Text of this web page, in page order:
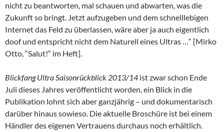
nicht zu beantworten, mal schauen und abwarten, was die
Zukunft so bringt. Jetzt aufzugeben und dem schnelllebigen
Internet das Feld zu überlassen, wäre aber ja auch eigentlich
doof und entspricht nicht dem Naturell eines Ultras …“ [Mirko
Otto, “Salut!“ im Heft].
Blickfang Ultra Saisonrückblick 2013/14 ist zwar schon Ende
Juli dieses Jahres veröffentlicht worden, ein Blick in die
Publikation lohnt sich aber ganzjährig – und dokumentarisch
darüber hinaus sowieso. Die aktuelle Broschüre ist bei einem
Händler des eigenen Vertrauens durchaus noch erhältlich.